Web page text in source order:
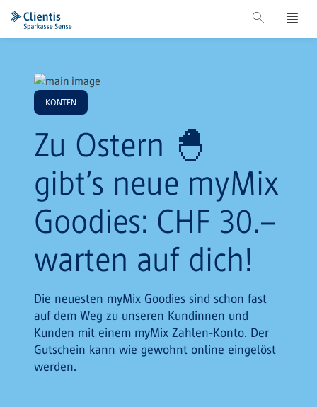
KONTEN
Zu Ostern 🐣
gibt’s neue myMix
Goodies: CHF 30.–
warten auf dich!
Die neuesten myMix Goodies sind schon fast
auf dem Weg zu unseren Kundinnen und
Kunden mit einem myMix Zahlen-Konto. Der
Gutschein kann wie gewohnt online eingelöst
werden.